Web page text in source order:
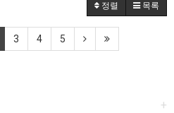
정렬 목록
3 4 5
+